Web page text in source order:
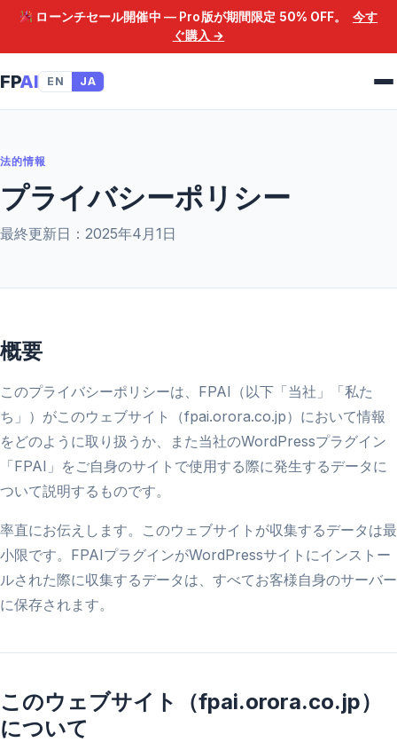
ローンチセール開催中 — Pro版が期間限定 50% OFF。 今す
ぐ購入 →
FPAI EN JA
法的情報
プライバシーポリシー
最終更新日：2025年4月1日
概要
このプライバシーポリシーは、FPAI（以下「当社」「私た
ち」）がこのウェブサイト（fpai.orora.co.jp）において情報
をどのように取り扱うか、また当社のWordPressプラグイン
「FPAI」をご自身のサイトで使用する際に発生するデータに
ついて説明するものです。
率直にお伝えします。このウェブサイトが収集するデータは最
小限です。FPAIプラグインがWordPressサイトにインストー
ルされた際に収集するデータは、すべてお客様自身のサーバー
に保存されます。
このウェブサイト（fpai.orora.co.jp）
について